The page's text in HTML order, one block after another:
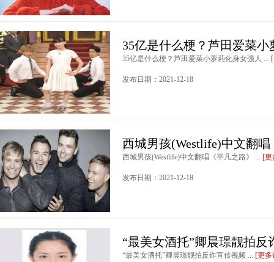
35亿是什么梗？芦田爱菜
35亿是什么梗？芦田爱菜小萝莉化身女强人 ...
发布日期：2021-12-18
西城男孩(Westlife)中文翻
西城男孩(Westlife)中文翻唱《平凡之路》 ... [更
发布日期：2021-12-18
“最美女酒托”卿晨璟靓拍反
“最美女酒托”卿晨璟靓拍反诈宣传视频 ... [更多